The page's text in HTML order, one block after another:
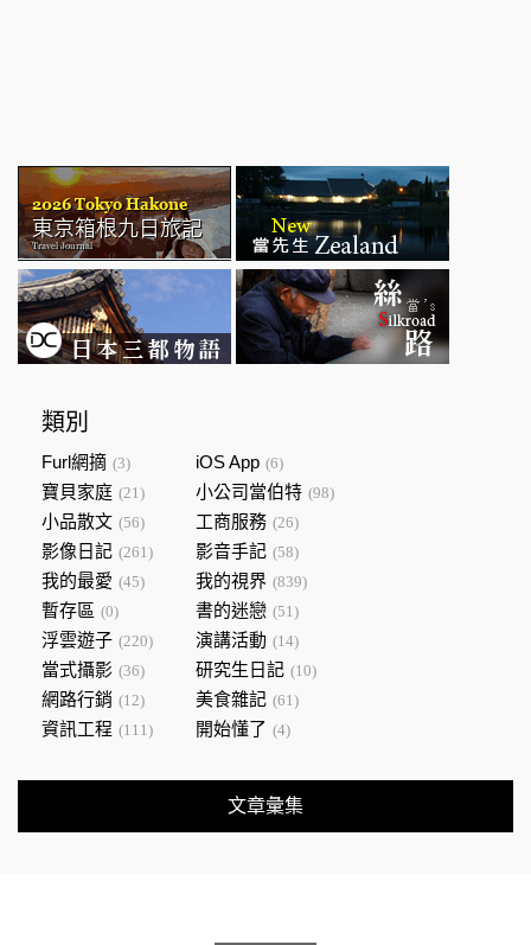
類別
Furl網摘 (3) iOS App (6)
寶貝家庭 (21) 小公司當伯特 (98)
小品散文 (56) 工商服務 (26)
影像日記 (261) 影音手記 (58)
我的最愛 (45) 我的視界 (839)
暫存區 (0) 書的迷戀 (51)
浮雲遊子 (220) 演講活動 (14)
當式攝影 (36) 研究生日記 (10)
網路行銷 (12) 美食雜記 (61)
資訊工程 (111) 開始懂了 (4)
文章彙集